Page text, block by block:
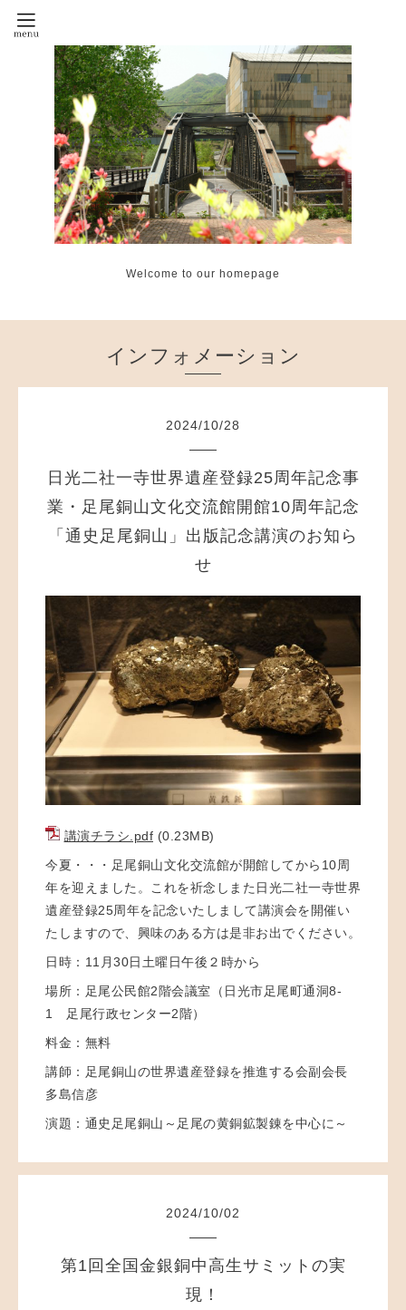
Welcome to our homepage
インフォメーション
2024/10/28
日光二社一寺世界遺産登録25周年記念事
業・足尾銅山文化交流館開館10周年記念
「通史足尾銅山」出版記念講演のお知ら
せ
講演チラシ.pdf (0.23MB)
今夏・・・足尾銅山文化交流館が開館してから10周
年を迎えました。これを祈念しまた日光二社一寺世界
遺産登録25周年を記念いたしまして講演会を開催い
たしますので、興味のある方は是非お出でください。
日時：11月30日土曜日午後２時から
場所：足尾公民館2階会議室（日光市足尾町通洞8-
1 足尾行政センター2階）
料金：無料
講師：足尾銅山の世界遺産登録を推進する会副会長
多島信彦
演題：通史足尾銅山～足尾の黄銅鉱製錬を中心に～
2024/10/02
第1回全国金銀銅中高生サミットの実
現！